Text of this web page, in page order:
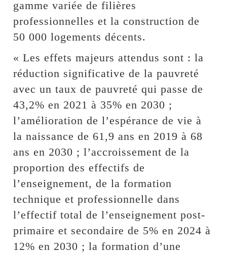
gamme variée de filières
professionnelles et la construction de
50 000 logements décents.
« Les effets majeurs attendus sont : la
réduction significative de la pauvreté
avec un taux de pauvreté qui passe de
43,2% en 2021 à 35% en 2030 ;
l’amélioration de l’espérance de vie à
la naissance de 61,9 ans en 2019 à 68
ans en 2030 ; l’accroissement de la
proportion des effectifs de
l’enseignement, de la formation
technique et professionnelle dans
l’effectif total de l’enseignement post-
primaire et secondaire de 5% en 2024 à
12% en 2030 ; la formation d’une